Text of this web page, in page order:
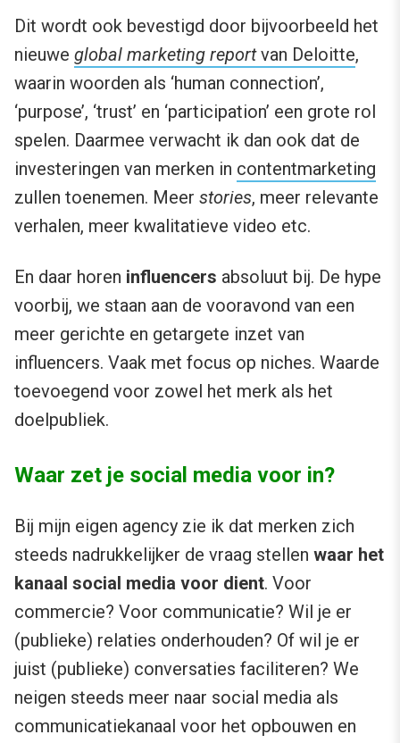
Dit wordt ook bevestigd door bijvoorbeeld het
nieuwe global marketing reportvan Deloitte,
waarin woorden als ‘human connection’,
‘purpose’, ‘trust’ en ‘participation’ een grote rol
spelen. Daarmee verwacht ik dan ook dat de
investeringen van merken in contentmarketing
zullen toenemen. Meer stories, meer relevante
verhalen, meer kwalitatieve video etc.
En daar horen influencers absoluut bij. De hype
voorbij, we staan aan de vooravond van een
meer gerichte en getargete inzet van
influencers. Vaak met focus op niches. Waarde
toevoegend voor zowel het merk als het
doelpubliek.
Waar zet je social media voor in?
Bij mijn eigen agency zie ik dat merken zich
steeds nadrukkelijker de vraag stellen waar het
kanaal social media voor dient. Voor
commercie? Voor communicatie? Wil je er
(publieke) relaties onderhouden? Of wil je er
juist (publieke) conversaties faciliteren? We
neigen steeds meer naar social media als
communicatiekanaal voor het opbouwen en